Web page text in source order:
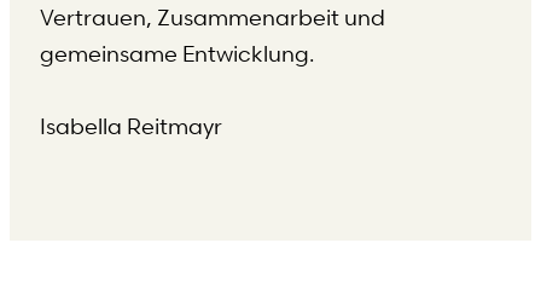
Vertrauen, Zusammenarbeit und
gemeinsame Entwicklung.
Isabella Reitmayr